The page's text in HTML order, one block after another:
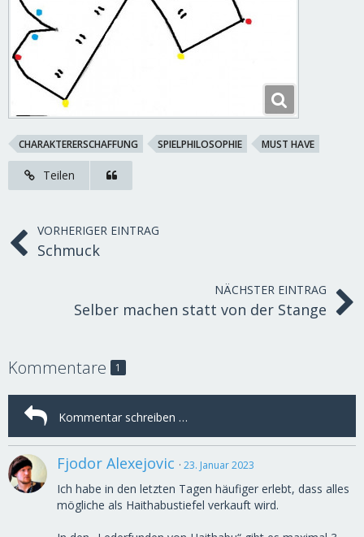
CHARAKTERERSCHAFFUNG SPIELPHILOSOPHIE MUST HAVE
Teilen
VORHERIGER EINTRAG
Schmuck
NÄCHSTER EINTRAG
Selber machen statt von der Stange
Kommentare 1
Fjodor Alexejovic 23. Januar 2023
Ich habe in den letzten Tagen häufiger erlebt, dass alles
mögliche als Haithabustiefel verkauft wird.